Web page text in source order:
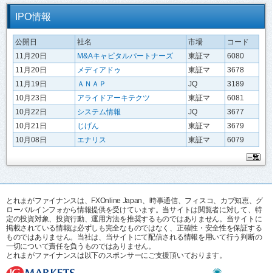
IPO情報
公開日 社名 市場
コード
11月20日
M&Aキャピタルパートナーズ 東証マ
6080
11月20日
メディアドゥ 東証マ
3678
11月19日
ＡＮＡＰ JQ
3189
10月23日
アライドアーキテクツ 東証マ
6081
10月22日
システム情報 JQ
3677
10月21日
じげん 東証マ
3679
10月08日
エナリス 東証マ 6079
とれまがファイナンスは、FXOnline Japan、時事通信、フィスコ、カブ知恵、グ
ローバルインフォから情報提供を受けています。当サイトは閲覧者に対して、特
定の投資対象、投資行動、運用方法を推奨するものではありません。当サイトに
掲載されている情報は必ずしも完全なものではなく、正確性・安全性を保証する
ものではありません。当社は、当サイトにて配信される情報を用いて行う判断の
一切について責任を負うものではありません。
とれまがファイナンスは以下のスポンサーにご支援頂いております。